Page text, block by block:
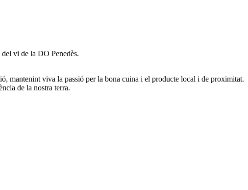
vi de la DO Penedès.
mantenint viva la passió per la bona cuina i el producte local i de proximitat.
de la nostra terra.